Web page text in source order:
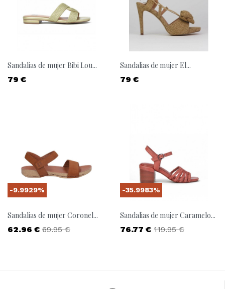
Sandalias de mujer Bibi Lou...
Precio
79 €
Sandalias de mujer El...
Precio
79 €
Sandalias de mujer Coronel...
Precio
62.96 € Precio base
69.95 €
-9.9929%
Sandalias de mujer Caramelo...
Precio
76.77 € Precio base
119.95 €
-35.9983%